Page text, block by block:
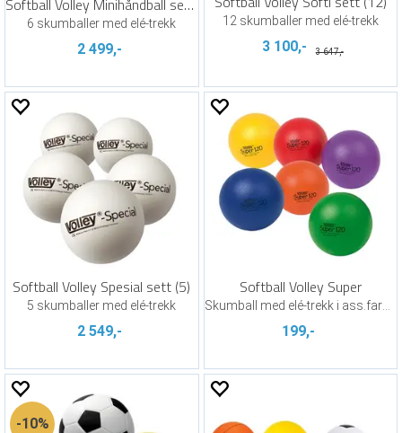
Softball Volley Minihåndball sett (6)
6 skumballer med elé-trekk
2 499,-
12 skumballer med elé-trekk
3 100,- 3 647,-
Softball Volley Spesial sett (5)
5 skumballer med elé-trekk
2 549,-
Softball Volley Super
Skumball med elé-trekk i ass.farger
199,-
10%